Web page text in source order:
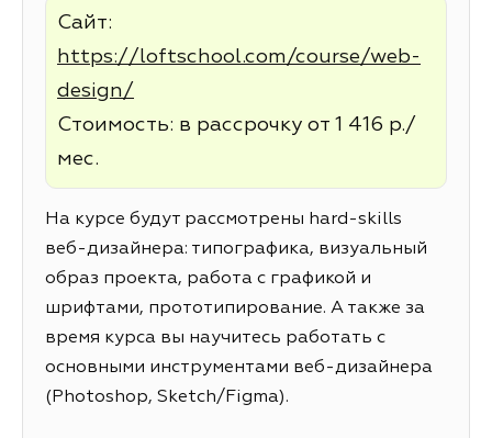
Сайт:
https://loftschool.com/course/web-
design/
Стоимость: в рассрочку от 1 416 р./
мес.
На курсе будут рассмотрены hard-skills
веб-дизайнера: типографика, визуальный
образ проекта, работа с графикой и
шрифтами, прототипирование. А также за
время курса вы научитесь работать с
основными инструментами веб-дизайнера
(Photoshop, Sketch/Figma).